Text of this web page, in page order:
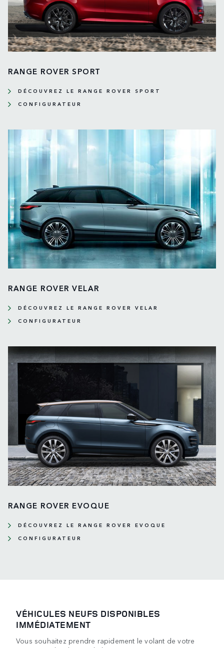
RANGE ROVER SPORT
DÉCOUVREZ LE RANGE ROVER SPORT
CONFIGURATEUR
RANGE ROVER VELAR
DÉCOUVREZ LE RANGE ROVER VELAR
CONFIGURATEUR
RANGE ROVER EVOQUE
DÉCOUVREZ LE RANGE ROVER EVOQUE
CONFIGURATEUR
VÉHICULES NEUFS DISPONIBLES
IMMÉDIATEMENT
Vous souhaitez prendre rapidement le volant de votre